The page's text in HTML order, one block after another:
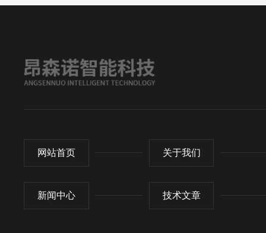
网站首页 关于我们
新闻中心 技术文章